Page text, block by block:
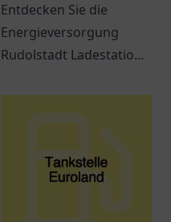
Entdecken Sie die
Energieversorgung
Rudolstadt Ladestation
über Elektromobilität in